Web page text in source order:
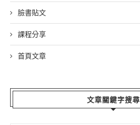
臉書貼文
課程分享
首頁文章
文章關鍵字搜尋